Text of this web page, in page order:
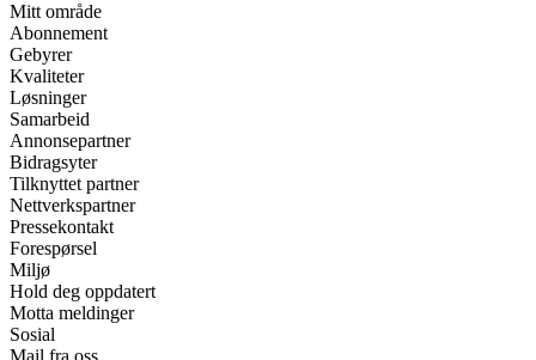
Mitt område
Abonnement
Gebyrer
Kvaliteter
Løsninger
Samarbeid
Annonsepartner
Bidragsyter
Tilknyttet partner
Nettverkspartner
Pressekontakt
Forespørsel
Miljø
Hold deg oppdatert
Motta meldinger
Sosial